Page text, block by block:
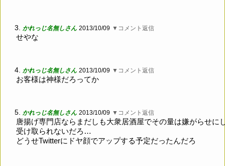
3. かれっじ名無しさん 2013/10/09 ▼コメント返信
せやな
4. かれっじ名無しさん 2013/10/09 ▼コメント返信
お客様は神様だろってか
5. かれっじ名無しさん 2013/10/09 ▼コメント返信
唐揚げ専門店ならまだしも大衆居酒屋でその量は嫌がらせに
受け取られないだろ…
どうせTwitterにドヤ顔でアップする予定だったんだろ